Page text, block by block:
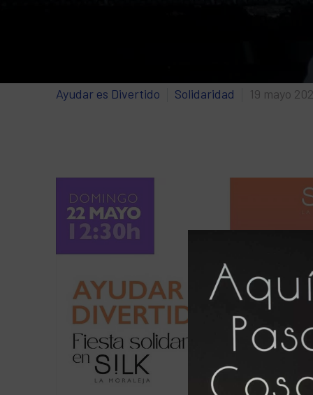
Ayudar es Divertido Solidaridad 19 mayo